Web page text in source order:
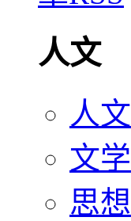
人文
人文
文学
思想